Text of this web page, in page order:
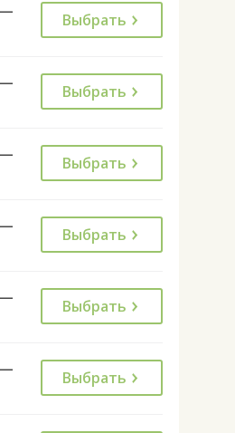
— Выбрать
— Выбрать
— Выбрать
— Выбрать
— Выбрать
— Выбрать